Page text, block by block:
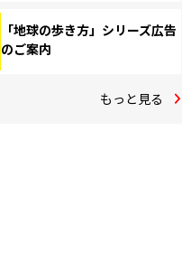
「地球の歩き方」シリーズ広告
のご案内
もっと見る